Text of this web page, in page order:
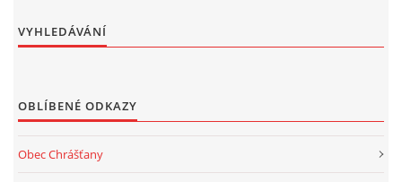
VYHLEDÁVÁNÍ
OBLÍBENÉ ODKAZY
Obec Chrášťany